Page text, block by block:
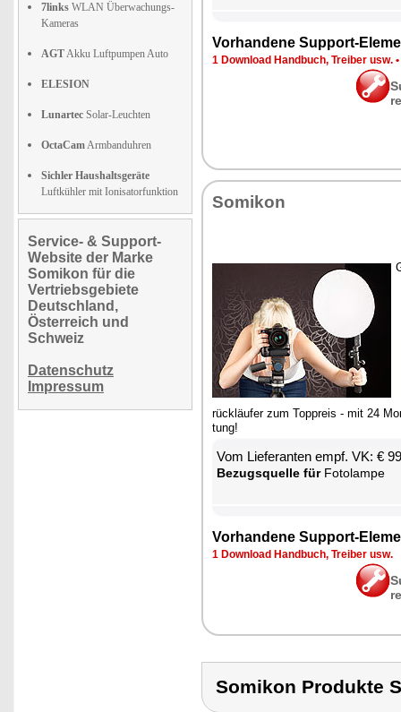
7links WLAN Überwachungs-
Kameras
AGTAkku Luftpumpen Auto
ELESION
Lunartec Solar-Leuchten
OctaCamArmbanduhren
Sichler Haushaltsgeräte
Luftkühler mit Ionisatorfunktion
Service- & Support-
Website der Marke
Somikon für die
Vertriebsgebiete
Deutschland,
Österreich und
Schweiz
Datenschutz
Impressum
Vor­han­de­ne Sup­port-
1 Down­load Hand­buch, Trei­ber usw. •
So­mi­kon
rück­läu­fer zum Top­p­reis - mit 24
tung!
Vom Lie­fe­ran­ten empf. VK: €
Be­zugs­quel­le fürFo­to­lam­pe
Vor­han­de­ne Sup­port-
1 Down­load Hand­buch, Trei­ber usw.
Somikon Produkte